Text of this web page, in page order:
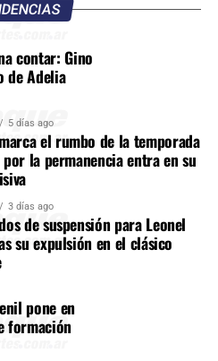
contar: Gino
de Adelia
5 días ago
el rumbo de la temporada
la permanencia entra en su
3 días ago
de suspensión para Leonel
su expulsión en el clásico
pone en
formación